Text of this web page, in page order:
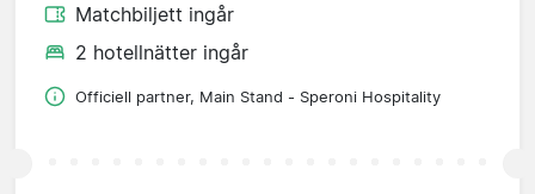
Matchbiljett ingår
2 hotellnätter ingår
Officiell partner, Main Stand - Speroni Hospitality